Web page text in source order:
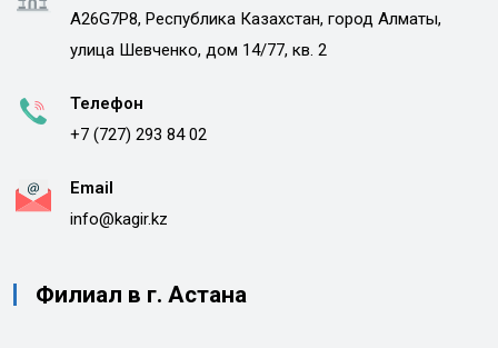
A26G7P8, Республика Казахстан, город Алматы,
улица Шевченко, дом 14/77, кв. 2
Телефон
+7 (727) 293 84 02
Email
info@kagir.kz
Филиал в г. Астана